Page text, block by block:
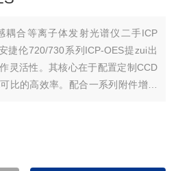
耦合等离子体发射光谱仪二手ICP
捷伦720/730系列ICP-OES提zui出
灵活性。其核心在于配置定制CCD
比的高效率。配合一系列附件增强
系列 ICP-OES 是世jie上性能优良的